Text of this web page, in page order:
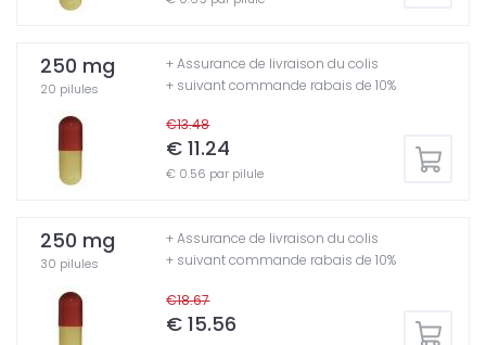
250 mg
20 pilules
€13.48
€ 11.24
€ 0.56 par pilule
+ Assurance de livraison du colis
+ suivant commande rabais de 10%
250 mg
30 pilules
€18.67
€ 15.56
+ Assurance de livraison du colis
+ suivant commande rabais de 10%